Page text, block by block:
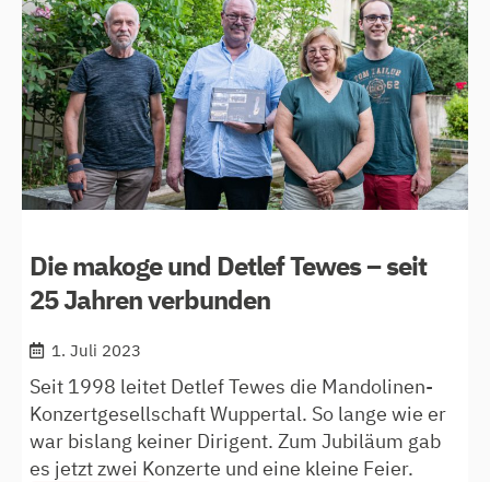
Die makoge und Detlef Tewes – seit
25 Jahren verbunden
1. Juli 2023
Seit 1998 leitet Detlef Tewes die Mandolinen-
Konzertgesellschaft Wuppertal. So lange wie er
war bislang keiner Dirigent. Zum Jubiläum gab
es jetzt zwei Konzerte und eine kleine Feier.